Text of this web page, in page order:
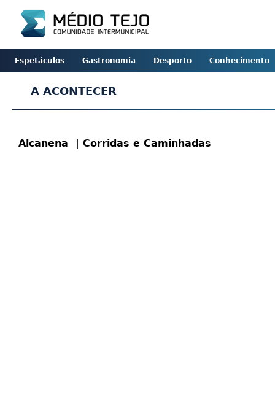
Espetáculos Gastronomia Desporto Conhecimento
A ACONTECER
Alcanena | Corridas e Caminhadas